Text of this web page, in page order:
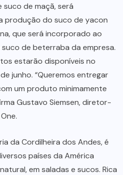
de maçã, será
produção do suco de yacon
que será incorporado ao
de beterraba da empresa.
estarão disponíveis no
junho. “Queremos entregar
um produto minimamente
Gustavo Siemsen, diretor-
da Cordilheira dos Andes, é
países da América
em saladas e sucos. Rica